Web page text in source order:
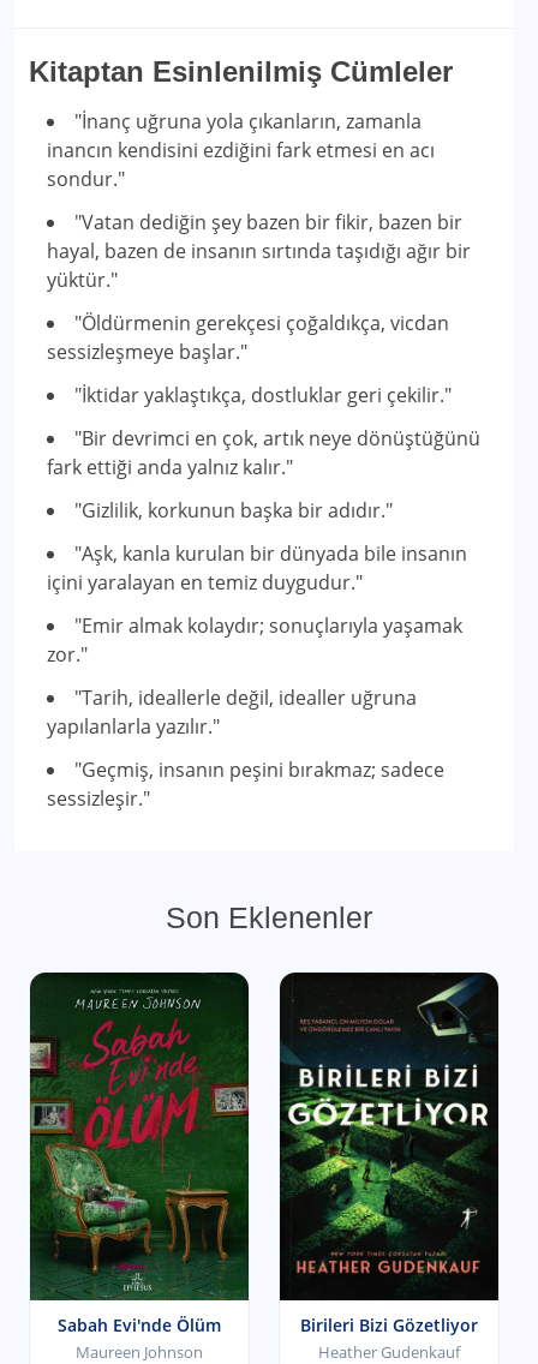
Kitaptan Esinlenilmiş Cümleler
"İnanç uğruna yola çıkanların, zamanla
inancın kendisini ezdiğini fark etmesi en acı
sondur."
"Vatan dediğin şey bazen bir fikir, bazen bir
hayal, bazen de insanın sırtında taşıdığı ağır bir
yüktür."
"Öldürmenin gerekçesi çoğaldıkça, vicdan
sessizleşmeye başlar."
"İktidar yaklaştıkça, dostluklar geri çekilir."
"Bir devrimci en çok, artık neye dönüştüğünü
fark ettiği anda yalnız kalır."
"Gizlilik, korkunun başka bir adıdır."
"Aşk, kanla kurulan bir dünyada bile insanın
içini yaralayan en temiz duygudur."
"Emir almak kolaydır; sonuçlarıyla yaşamak
zor."
"Tarih, ideallerle değil, idealler uğruna
yapılanlarla yazılır."
"Geçmiş, insanın peşini bırakmaz; sadece
sessizleşir."
Son Eklenenler
Sabah Evi'nde Ölüm
Maureen Johnson
Birileri Bizi Gözetliyor
Heather Gudenkauf